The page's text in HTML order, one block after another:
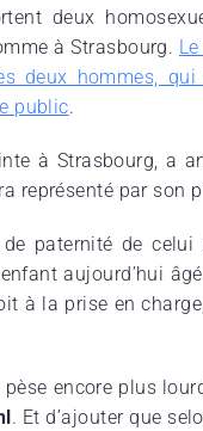
deux
à Strasbourg.
deux hommes, qui
public.
à Strasbourg, a
représenté par son
paternité de celui
aujourd’hui
à la prise en
encore plus
. Et d’ajouter que